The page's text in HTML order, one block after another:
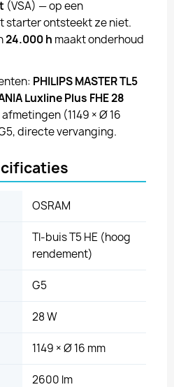
(VSA) — op een
starter ontsteekt ze niet.
24.000 h maakt onderhoud
PHILIPS MASTER TL5
Luxline Plus FHE 28
(1149 × Ø 16
directe vervanging.
OSRAM
Tl-buis T5 HE (hoog
rendement)
G5
28 W
1149 × Ø 16 mm
2600 lm